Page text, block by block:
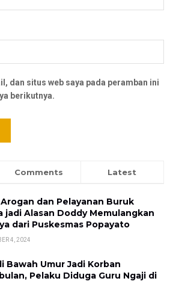
dan situs web saya pada peramban ini
berikutnya.
Comments Latest
dan Pelayanan Buruk
jadi Alasan Doddy Memulangkan
dari Puskesmas Popayato
4, 2024
Bawah Umur Jadi Korban
Pelaku Diduga Guru Ngaji di